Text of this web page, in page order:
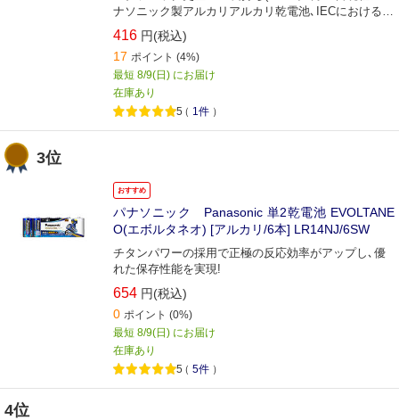
ナソニック製アルカリアルカリ乾電池､IECにおける全
放電モードの平均値より)
416 円(税込)
17 ポイント (4%)
最短 8/9(日) にお届け
在庫あり
5（ 1件 ）
3位
おすすめ
パナソニック Panasonic 単2乾電池 EVOLTANE
O(エボルタネオ) [アルカリ/6本] LR14NJ/6SW
チタンパワーの採用で正極の反応効率がアップし､優
れた保存性能を実現!
654 円(税込)
0 ポイント (0%)
最短 8/9(日) にお届け
在庫あり
5（5件 ）
4位